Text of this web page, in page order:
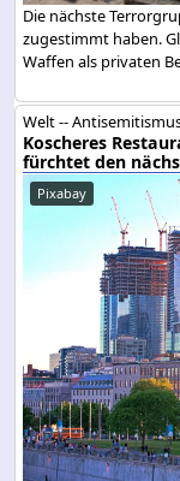
Die nächste
zugestimmt haben.
Waffen als privaten
Welt --
Koscheres
fürchtet den
Pixabay